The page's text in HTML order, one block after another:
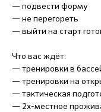
— подвести форму
— не перегореть
— выйти на старт
Что вас ждёт:
— тренировки в
— тренировки на
— тактическая
— 2х-местное